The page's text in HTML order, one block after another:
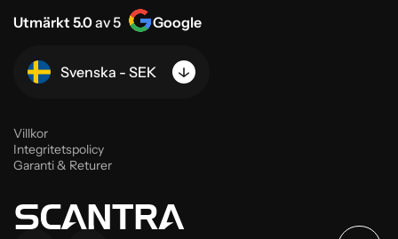
Utmärkt 5.0av 5 Google
Svenska - SEK
Villkor
Integritetspolicy
Garanti & Returer